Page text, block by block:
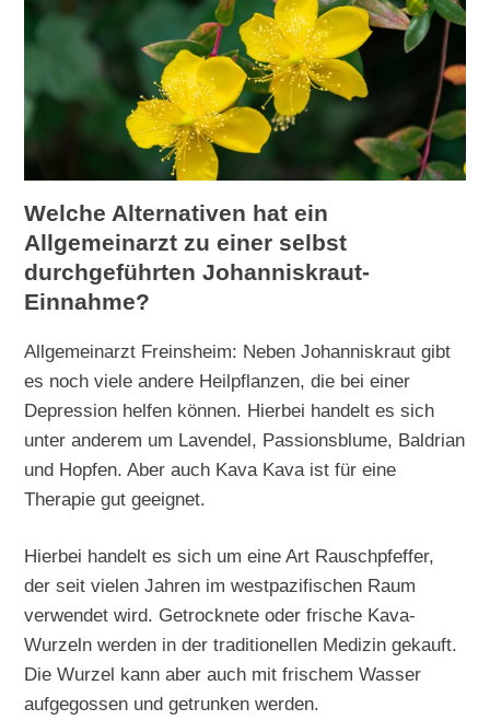
Welche Alternativen hat ein
Allgemeinarzt zu einer selbst
durchgeführten Johanniskraut-
Einnahme?
Allgemeinarzt Freinsheim: Neben Johanniskraut gibt
es noch viele andere Heilpflanzen, die bei einer
Depression helfen können. Hierbei handelt es sich
unter anderem um Lavendel, Passionsblume, Baldrian
und Hopfen. Aber auch Kava Kava ist für eine
Therapie gut geeignet.
Hierbei handelt es sich um eine Art Rauschpfeffer,
der seit vielen Jahren im westpazifischen Raum
verwendet wird. Getrocknete oder frische Kava-
Wurzeln werden in der traditionellen Medizin gekauft.
Die Wurzel kann aber auch mit frischem Wasser
aufgegossen und getrunken werden.